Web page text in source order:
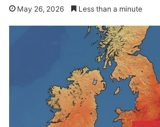
May 26, 2026 Less than a minute